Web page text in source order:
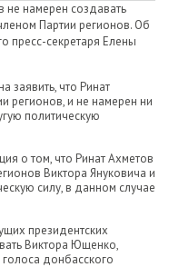
не намерен создавать
Партии регионов. Об
пресс-секретаря Елены
заявить, что Ринат
регионов, и не намерен ни
политическую
о том, что Ринат Ахметов
Виктора Януковича и
силу, в данном случае
президентских
Виктора Ющенко,
донбасского